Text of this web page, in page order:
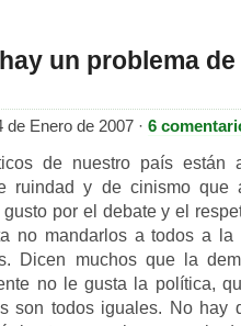
un problema
de Enero de 2007 · 6
de nuestro país están
ruindad y de cinismo que
por el debate y el
no mandarlos a todos a la
Dicen muchos que la
no le gusta la política,
son todos iguales. No hay